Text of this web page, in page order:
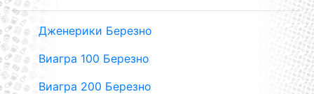
Дженерики Березно
Виагра 100 Березно
Виагра 200 Березно